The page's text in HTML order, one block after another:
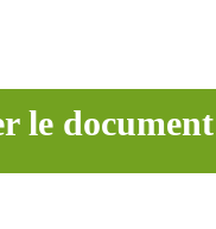
le document